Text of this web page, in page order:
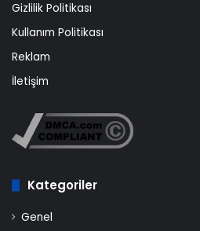
Gizlilik Politikası
Kullanım Politikası
Reklam
İletişim
Kategoriler
Genel